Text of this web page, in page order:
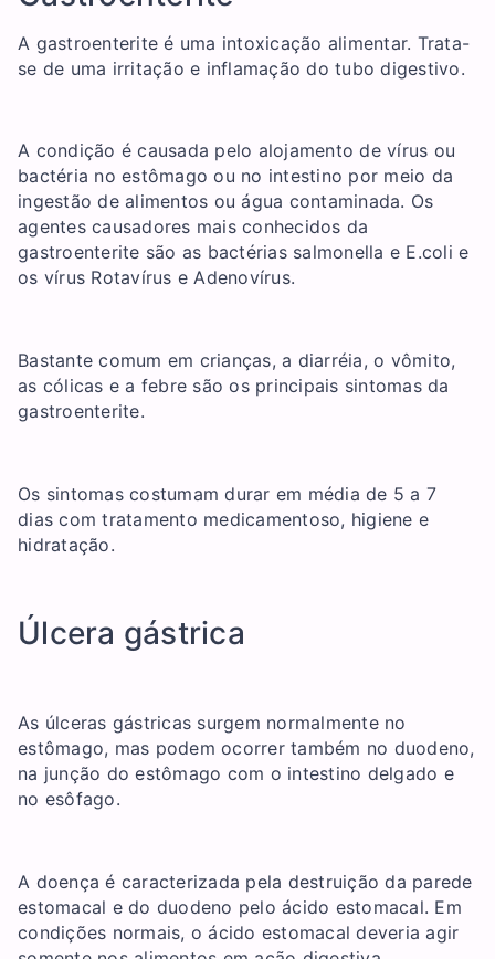
A gastroenterite é uma intoxicação alimentar. Trata-
se de uma irritação e inflamação do tubo digestivo.
A condição é causada pelo alojamento de vírus ou
bactéria no estômago ou no intestino por meio da
ingestão de alimentos ou água contaminada. Os
agentes causadores mais conhecidos da
gastroenterite são as bactérias salmonella e E.coli e
os vírus Rotavírus e Adenovírus.
Bastante comum em crianças, a diarréia, o vômito,
as cólicas e a febre são os principais sintomas da
gastroenterite.
Os sintomas costumam durar em média de 5 a 7
dias com tratamento medicamentoso, higiene e
hidratação.
Úlcera gástrica
As úlceras gástricas surgem normalmente no
estômago, mas podem ocorrer também no duodeno,
na junção do estômago com o intestino delgado e
no esôfago.
A doença é caracterizada pela destruição da parede
estomacal e do duodeno pelo ácido estomacal. Em
condições normais, o ácido estomacal deveria agir